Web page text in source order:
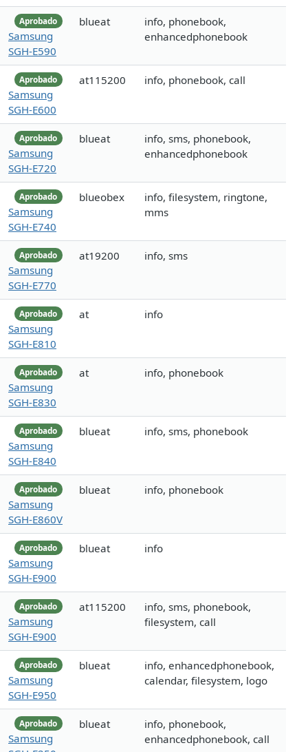
Aprobado
Samsung
SGH-E590
blueat
info, phonebook,
enhancedphonebook
Aprobado
Samsung
SGH-E600
at115200 info, phonebook, call
Aprobado
Samsung
SGH-E720
blueat
info, sms, phonebook,
enhancedphonebook
Aprobado
Samsung
SGH-E740
blueobex
info, filesystem, ringtone,
mms
Aprobado
Samsung
SGH-E770
at19200 info, sms
Aprobado
Samsung
SGH-E810
at info
Aprobado
Samsung
SGH-E830
at info, phonebook
Aprobado
Samsung
SGH-E840
blueat info, sms, phonebook
Aprobado
Samsung
SGH-E860V
blueat info, phonebook
Aprobado
Samsung
SGH-E900
blueat info
Aprobado
Samsung
SGH-E900
at115200
info, sms, phonebook,
filesystem, call
Aprobado
Samsung
SGH-E950
blueat
info, enhancedphonebook,
calendar, filesystem, logo
Aprobado
Samsung
blueat
info, phonebook,
enhancedphonebook, call